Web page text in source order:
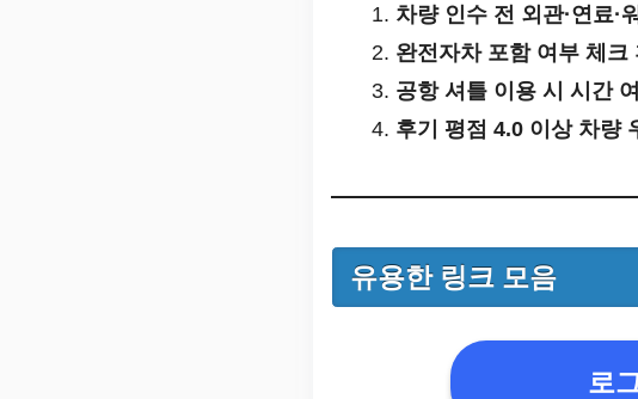
차량 인수 전 외관·연료·
완전자차 포함 여부 체크
공항 셔틀 이용 시 시간
후기 평점 4.0 이상 차량
유용한 링크 모음
로